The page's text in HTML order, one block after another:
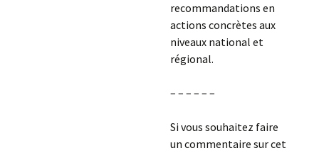
recommandations en
actions concrètes aux
niveaux national et
régional.
– – – – – –
Si vous souhaitez faire
un commentaire sur cet